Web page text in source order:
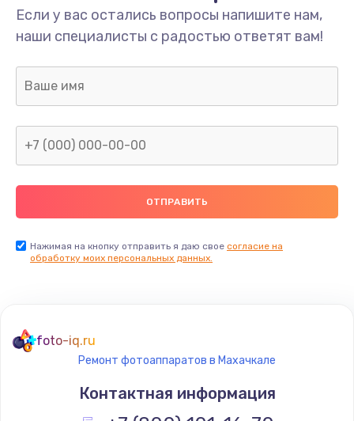
Если у вас остались вопросы напишите нам,
наши специалисты с радостью ответят вам!
Нажимая на кнопку отправить я даю свое согласие на
обработку моих персональных данных.
foto-iq.ru
Ремонт фотоаппаратов в Махачкале
Контактная информация